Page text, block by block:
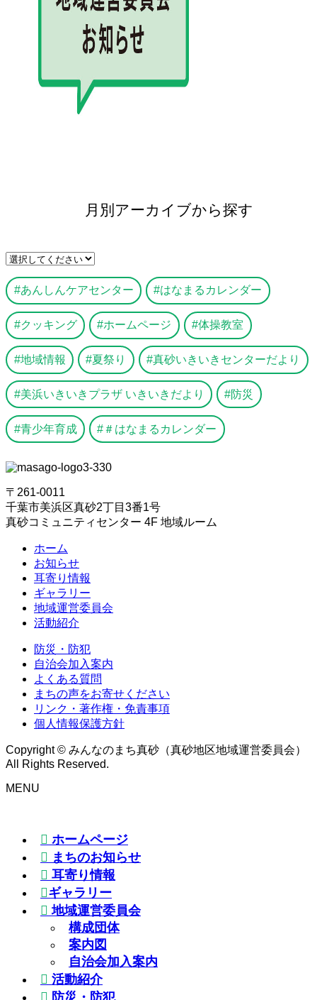
月別アーカイブから探す
あんしんケアセンター はなまるカレンダー
クッキング ホームページ 体操教室
地域情報 夏祭り 真砂いきいきセンターだより
美浜いきいきプラザ いきいきだより 防災
青少年育成 ＃はなまるカレンダー
〒261-0011
千葉市美浜区真砂2丁目3番1号
真砂コミュニティセンター 4F 地域ルーム
ホーム
お知らせ
耳寄り情報
ギャラリー
地域運営委員会
活動紹介
防災・防犯
自治会加入案内
よくある質問
まちの声をお寄せください
リンク・著作権・免責事項
個人情報保護方針
Copyright © みんなのまち真砂（真砂地区地域運営委員会）
All Rights Reserved.
MENU
ホームページ
まちのお知らせ
耳寄り情報
ギャラリー
地域運営委員会
構成団体
案内図
自治会加入案内
活動紹介
防災・防犯